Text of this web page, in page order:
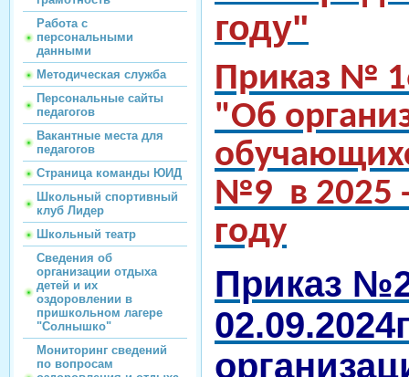
Работа с
персональными
данными
Методическая служба
Персональные сайты
педагогов
Вакантные места для
педагогов
Страница команды ЮИД
Школьный спортивный
клуб Лидер
Школьный театр
Сведения об
организации отдыха
детей и их
оздоровлении в
пришкольном лагере
"Солнышко"
Мониторинг сведений
по вопросам
году"
Приказ №
"Об
№9 в 2025
году
Приказ